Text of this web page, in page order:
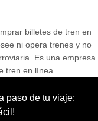
billetes de tren en
ni opera trenes y no
Es una empresa
tren en línea.
paso de tu viaje: